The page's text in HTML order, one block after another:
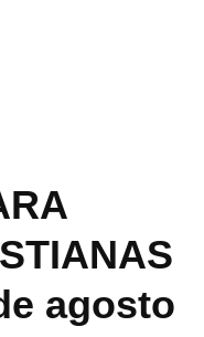
agosto